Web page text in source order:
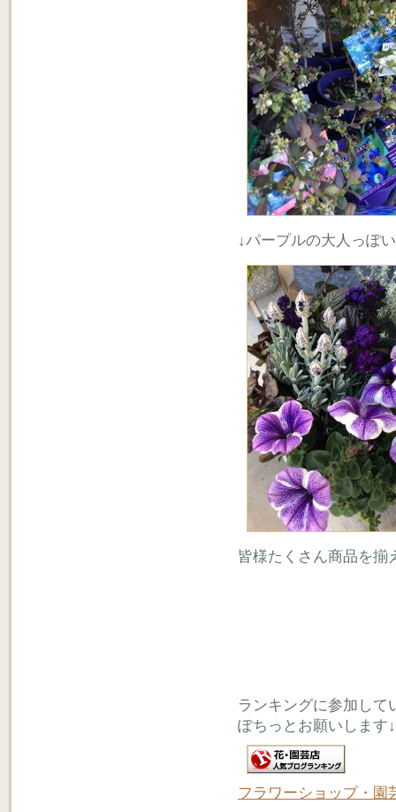
↓パープルの大人っぽ
皆様たくさん商品を揃
ランキングに参加して
ぽちっとお願いします↓
フラワーショップ・園